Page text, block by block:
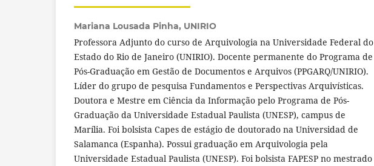
Mariana Lousada Pinha, UNIRIO
Professora Adjunto do curso de Arquivologia na Universidade Federal do
Estado do Rio de Janeiro (UNIRIO). Docente permanente do Programa de
Pós-Graduação em Gestão de Documentos e Arquivos (PPGARQ/UNIRIO).
Líder do grupo de pesquisa Fundamentos e Perspectivas Arquivísticas.
Doutora e Mestre em Ciência da Informação pelo Programa de Pós-
Graduação da Universidade Estadual Paulista (UNESP), campus de
Marília. Foi bolsista Capes de estágio de doutorado na Universidad de
Salamanca (Espanha). Possui graduação em Arquivologia pela
Universidade Estadual Paulista (UNESP). Foi bolsista FAPESP no mestrado